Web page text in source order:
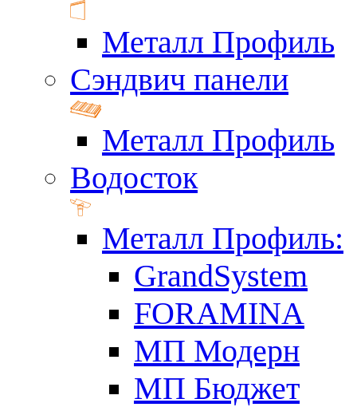
Металл Профиль
Сэндвич панели
Металл Профиль
Водосток
Металл Профиль:
GrandSystem
FORAMINA
МП Модерн
МП Бюджет